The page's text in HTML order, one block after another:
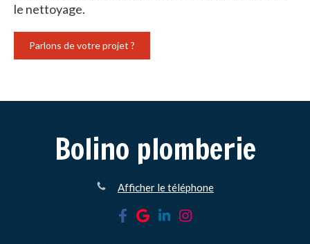
le nettoyage.
Parlons de votre projet ?
Bolino plomberie
Afficher le téléphone